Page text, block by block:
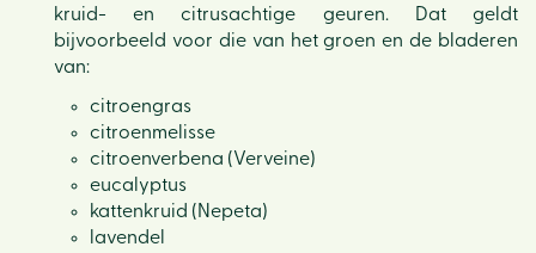
kruid- en citrusachtige geuren. Dat geldt
bijvoorbeeld voor die van het groen en de bladeren
van:
citroengras
citroenmelisse
citroenverbena (Verveine)
eucalyptus
kattenkruid (Nepeta)
lavendel